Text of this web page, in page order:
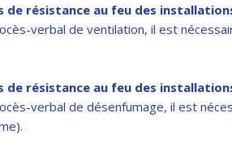
de résistance au feu des
verbal de ventilation, il est
de résistance au feu des
verbal de désenfumage, il est